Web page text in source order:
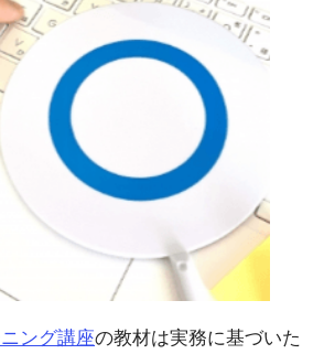
ング講座の教材は実務に基づいた